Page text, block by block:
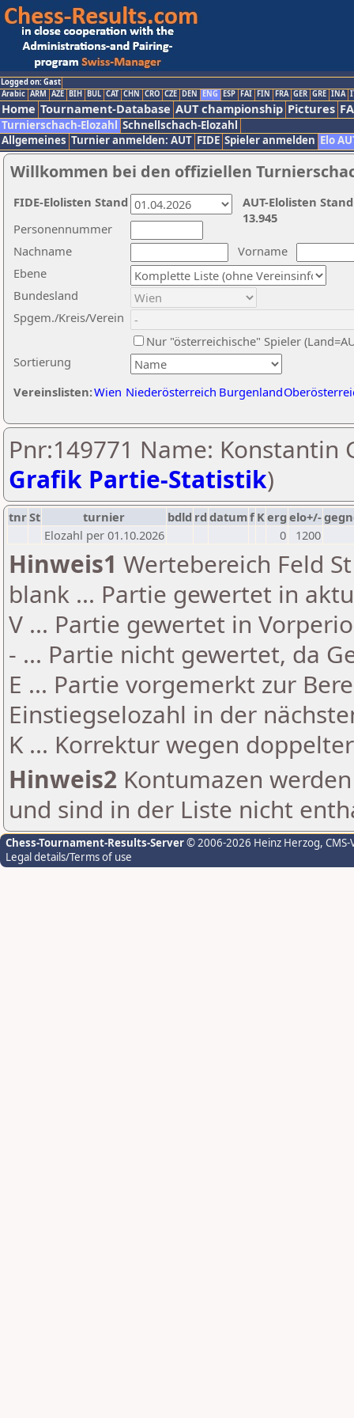
Logged on: Gast
Arabic ARM AZE BIH BUL CAT CHN CRO CZE DEN ENG ESP FAI FIN FRA GER GRE INA
Home Tournament-Database AUT championship Pictures
Turnierschach-Elozahl Schnellschach-Elozahl
Allgemeines Turnier anmelden: AUT FIDE Spieler anmelden Elo
Willkommen bei den offiziellen
Nachname
Vorname
Ebene
Sortierung
Personennummer
Bundesland
Spgem./Kreis/Verein
Nur "österreichische" Spieler
Vereinslisten:Wien Niederösterreich Burgenland
AUT-Elolisten
13.945
FIDE-Elolisten Stand
Pnr:149771 Name: Konstantin
Grafik Partie-Statistik)
tnrSt turnier bdld rd datumf Kerg elo+/-
Elozahl per 01.10.2026
0 1200
Hinweis1 Wertebereich Feld
blank ... Partie gewertet in
V ... Partie gewertet in
- ... Partie nicht gewertet, da
E ... Partie vorgemerkt zur
Einstiegselozahl in der
K ... Korrektur wegen
Hinweis2 Kontumazen
und sind in der Liste nicht
Chess-Tournament-Results-Server© 2006-2026 Heinz Herzog,
Legal details/Terms of use